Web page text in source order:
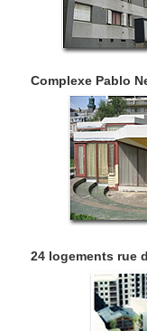
Complexe Pablo
24 logements rue